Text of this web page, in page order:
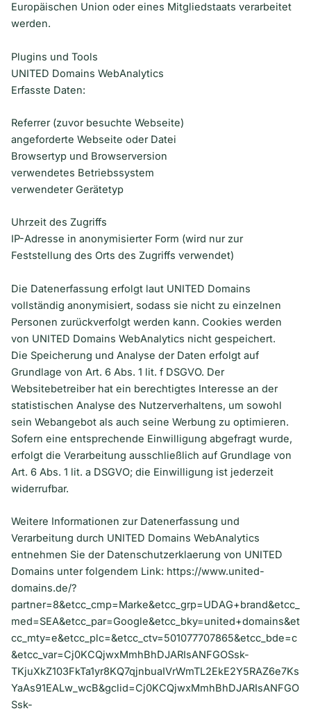
Europäischen Union oder eines Mitgliedstaats verarbeitet
werden.
Plugins und Tools
UNITED Domains WebAnalytics
Erfasste Daten:
Referrer (zuvor besuchte Webseite)
angeforderte Webseite oder Datei
Browsertyp und Browserversion
verwendetes Betriebssystem
verwendeter Gerätetyp
Uhrzeit des Zugriffs
IP-Adresse in anonymisierter Form (wird nur zur
Feststellung des Orts des Zugriffs verwendet)
Die Datenerfassung erfolgt laut UNITED Domains
vollständig anonymisiert, sodass sie nicht zu einzelnen
Personen zurückverfolgt werden kann. Cookies werden
von UNITED Domains WebAnalytics nicht gespeichert.
Die Speicherung und Analyse der Daten erfolgt auf
Grundlage von Art. 6 Abs. 1 lit. f DSGVO. Der
Websitebetreiber hat ein berechtigtes Interesse an der
statistischen Analyse des Nutzerverhaltens, um sowohl
sein Webangebot als auch seine Werbung zu optimieren.
Sofern eine entsprechende Einwilligung abgefragt wurde,
erfolgt die Verarbeitung ausschließlich auf Grundlage von
Art. 6 Abs. 1 lit. a DSGVO; die Einwilligung ist jederzeit
widerrufbar.
Weitere Informationen zur Datenerfassung und
Verarbeitung durch UNITED Domains WebAnalytics
entnehmen Sie der Datenschutzerklaerung von UNITED
Domains unter folgendem Link: https://www.united-
domains.de/?
partner=8&etcc_cmp=Marke&etcc_grp=UDAG+brand&etcc_
med=SEA&etcc_par=Google&etcc_bky=united+domains&et
cc_mty=e&etcc_plc=&etcc_ctv=501077707865&etcc_bde=c
&etcc_var=Cj0KCQjwxMmhBhDJARIsANFGOSsk-
TKjuXkZ103FkTa1yr8KQ7qjnbuaIVrWmTL2EkE2Y5RAZ6e7Ks
YaAs91EALw_wcB&gclid=Cj0KCQjwxMmhBhDJARIsANFGO
Ssk-